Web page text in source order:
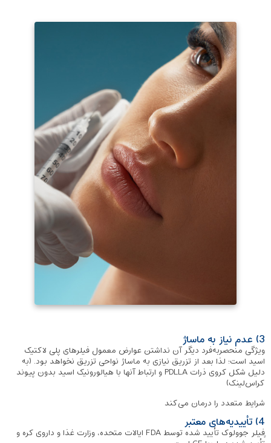
3) عدم نیاز به ماساژ
ویژگی منحصربه‌فرد دیگر آن نداشتن عوارض معمول فیلرهای پلی لاکتیک
اسید است؛ لذا بعد از تزریق نیازی به ماساژ نواحی تزریق نخواهد بود. (به
دلیل شکل کروی ذرات PDLLA و ارتباط آنها با هیالورونیک اسید بدون پیوند
کراس‌لینک)
شرایط متعدد را درمان می‌کند
4) تأییدیه‌های معتبر
ِِفیلر جوولوک تأیید شده توسط FDA ایالات متحده، وزارت غذا و داروی کره و